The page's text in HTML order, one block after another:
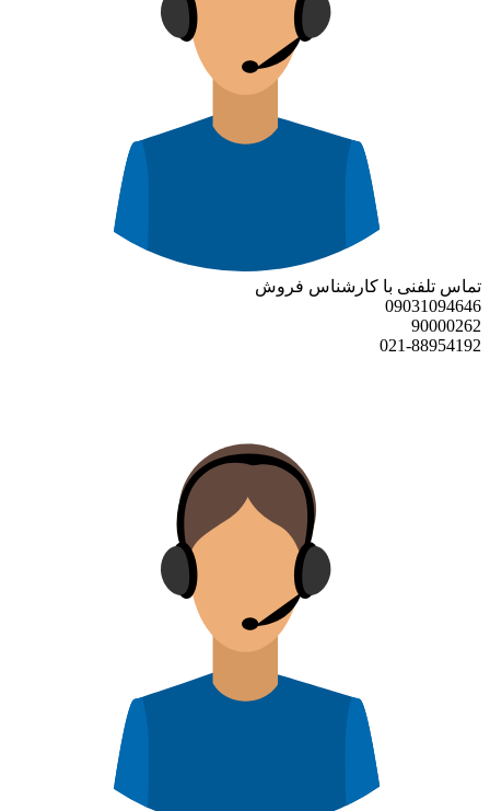
تماس تلفنی با کارشناس فروش
09031094646
90000262
021-88954192